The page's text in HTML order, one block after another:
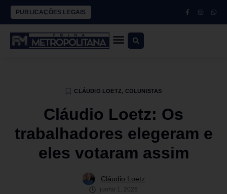
PUBLICAÇÕES LEGAIS
CLÁUDIO LOETZ, COLUNISTAS
Cláudio Loetz: Os
trabalhadores elegeram e
eles votaram assim
Cláudio Loetz
junho 1, 2026